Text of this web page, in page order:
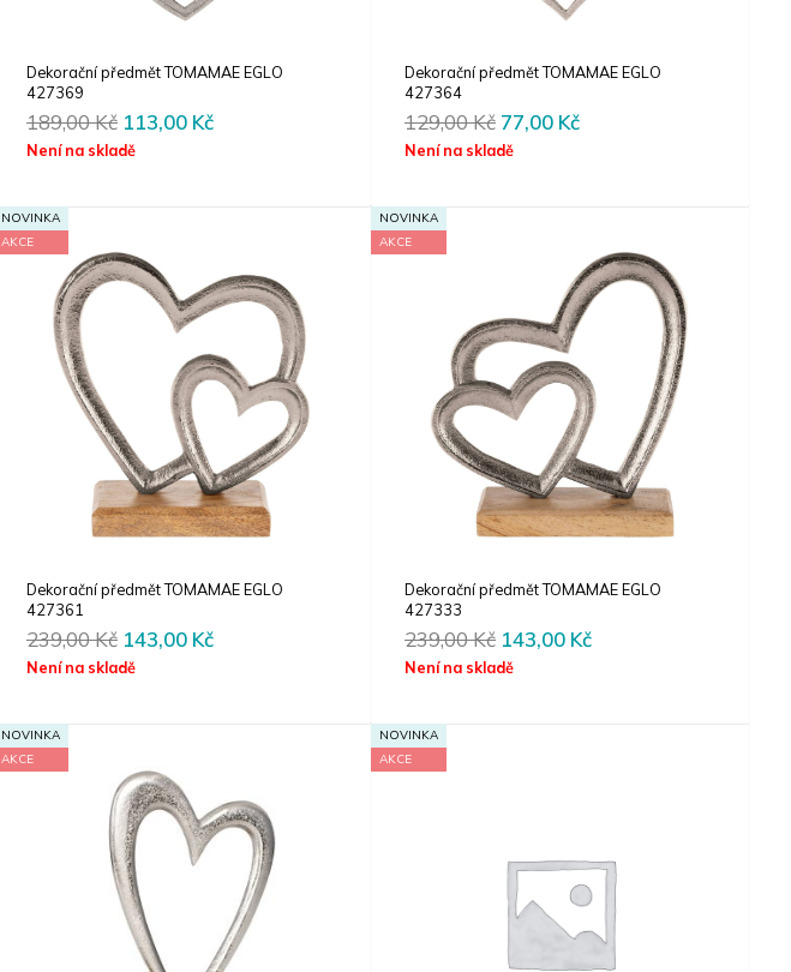
Dekorační předmět TOMAMAE EGLO
427369
189,00Kč Original
price
113,00 KčCurrent
Není na skladě
Dekorační předmět TOMAMAE EGLO
427364
129,00Kč Original
price
77,00 KčCurrent
Není na skladě
NOVINKA
AKCE
Dekorační předmět TOMAMAE EGLO
427361
239,00Kč Original
price
143,00 KčCurrent
Není na skladě
NOVINKA
AKCE
Dekorační předmět TOMAMAE EGLO
427333
239,00Kč Original
price
143,00 KčCurrent
Není na skladě
NOVINKA
AKCE
NOVINKA
AKCE